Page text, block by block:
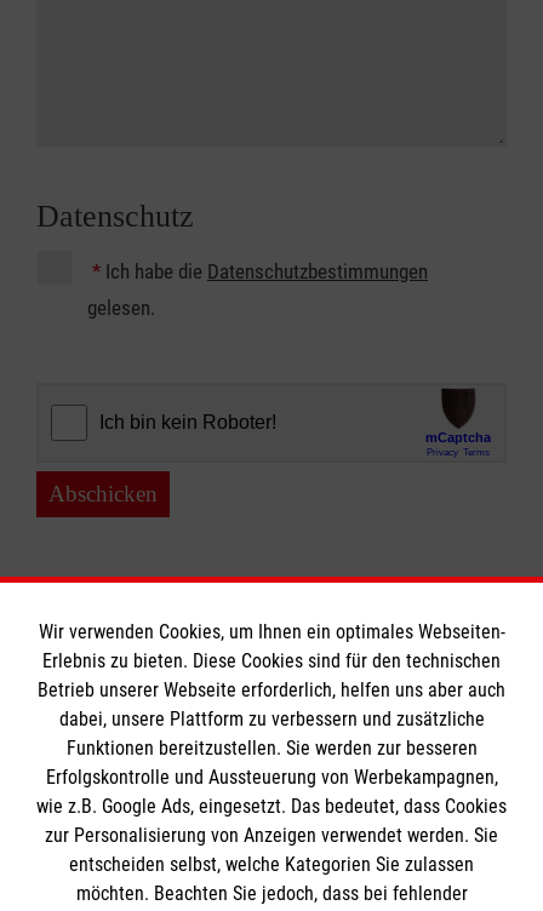
Datenschutz
* Ich habe die Datenschutzbestimmungen
gelesen.
Abschicken
Informationen
Impressum
Datenschutz
Kontakt
Barrierefreiheit
Die Malteser
Wir verwenden Cookies, um Ihnen ein optimales Webseiten-
Erlebnis zu bieten. Diese Cookies sind für den technischen
Betrieb unserer Webseite erforderlich, helfen uns aber auch
dabei, unsere Plattform zu verbessern und zusätzliche
Funktionen bereitzustellen. Sie werden zur besseren
Erfolgskontrolle und Aussteuerung von Werbekampagnen,
wie z.B. Google Ads, eingesetzt. Das bedeutet, dass Cookies
zur Personalisierung von Anzeigen verwendet werden. Sie
entscheiden selbst, welche Kategorien Sie zulassen
möchten. Beachten Sie jedoch, dass bei fehlender